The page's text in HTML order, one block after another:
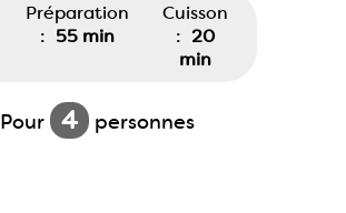
Préparation
: 55 min
Cuisson
: 20
min
Pour 4 personnes